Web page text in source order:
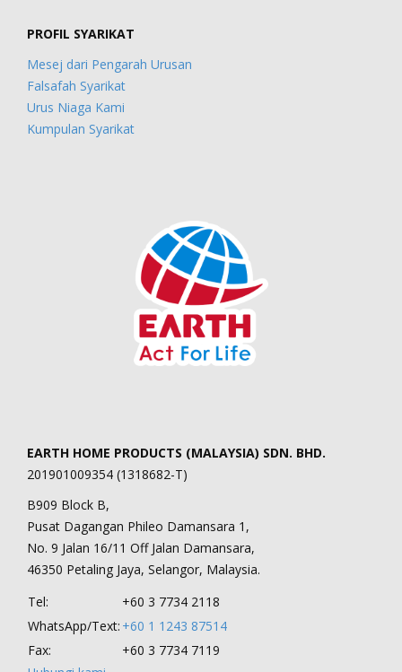
PROFIL SYARIKAT
Mesej dari Pengarah Urusan
Falsafah Syarikat
Urus Niaga Kami
Kumpulan Syarikat
EARTH HOME PRODUCTS (MALAYSIA) SDN. BHD.
201901009354 (1318682-T)
B909 Block B,
Pusat Dagangan Phileo Damansara 1,
No. 9 Jalan 16/11 Off Jalan Damansara,
46350 Petaling Jaya, Selangor, Malaysia.
Tel:
+60 3 7734 2118
WhatsApp/Text: +60 1 1243 87514
Fax:
+60 3 7734 7119